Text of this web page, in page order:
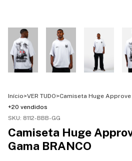
Início>VER TUDO>Camiseta Huge Approve
+20 vendidos
SKU: 8112-BBB-GG
Camiseta Huge
Gama BRANCO